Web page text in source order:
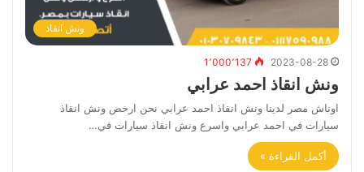
ونش انقاذ
2023-08-28 1٬000٬137
ونش انقاذ احمد عرابي
اوناش مصر لدينا ونش انقاذ احمد عرابي نحن ارخص ونش انقاذ
سيارات في احمد عرابي واسرع ونش انقاذ سيارات في…
أكمل القراءة »